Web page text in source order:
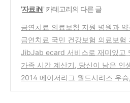
'자료 iN' 카테고리의 다른 글
금연치료 의료보험 지원 병원과 약
챔픽스 처방 받는 방법
(2)
금연치료 국민 건강보험 의료보험
보 소개-금연치료의약품, 금연보
JibJab ecard 서비스로 재미있고
동영상 카드 만드는 방법
(2)
가족 시간 계산기, 당신이 남은 인
과 보낼수 있는 시간은 얼마나 될까?
2014 메이저리그 월드시리즈 우승